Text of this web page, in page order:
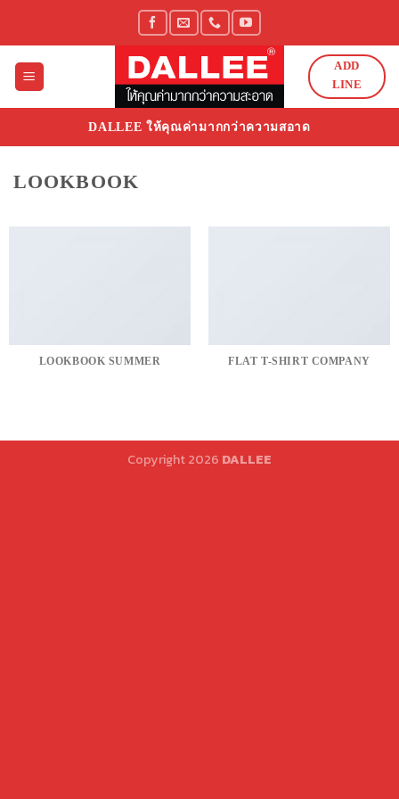
ADD
LINE
DALLEE ให้คุณค่ามากกว่าความสอาด
LOOKBOOK
LOOKBOOK SUMMER FLAT T-SHIRT COMPANY
Copyright 2026 DALLEE